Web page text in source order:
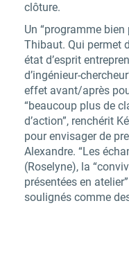
clôture.
Un “programme bien
Thibaut. Qui permet
état d’esprit
d’ingénieur-chercheur
effet avant/après
“beaucoup plus de
d’action”, renchérit
pour envisager de
Alexandre. “Les
(Roselyne), la “
présentées en
soulignés comme